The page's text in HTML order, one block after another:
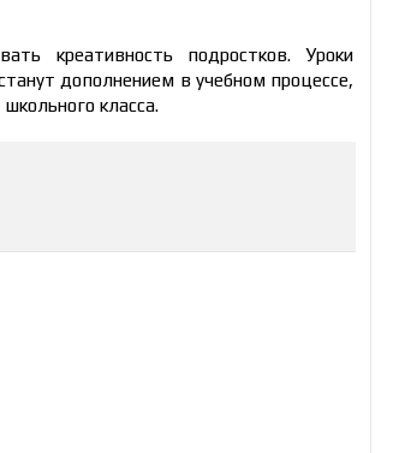
креативность подростков. Уроки
дополнением в учебном процессе,
класса.